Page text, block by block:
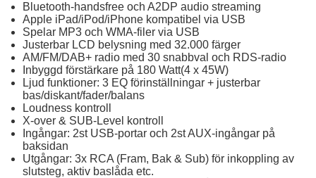
Bluetooth-handsfree och A2DP audio streaming
Apple iPad/iPod/iPhone kompatibel via USB
Spelar MP3 och WMA-filer via USB
Justerbar LCD belysning med 32.000 färger
AM/FM/DAB+ radio med 30 snabbval och RDS-radio
Inbyggd förstärkare på 180 Watt(4 x 45W)
Ljud funktioner: 3 EQ förinställningar + justerbar
bas/diskant/fader/balans
Loudness kontroll
X-over & SUB-Level kontroll
Ingångar: 2st USB-portar och 2st AUX-ingångar på
baksidan
Utgångar: 3x RCA (Fram, Bak & Sub) för inkoppling av
slutsteg, aktiv baslåda etc.